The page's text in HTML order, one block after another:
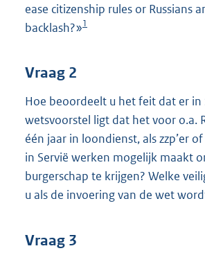
ease citizenship rules or Russians
backlash?»1
Vraag 2
Hoe beoordeelt u het feit dat er in
wetsvoorstel ligt dat het voor o.a.
één jaar in loondienst, als zzp’er
in Servië werken mogelijk maakt
burgerschap te krijgen? Welke
u als de invoering van de wet
Vraag 3